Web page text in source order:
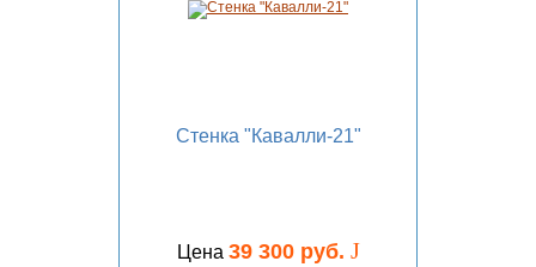
Стенка "Кавалли-21"
Цена 39 300 руб. J